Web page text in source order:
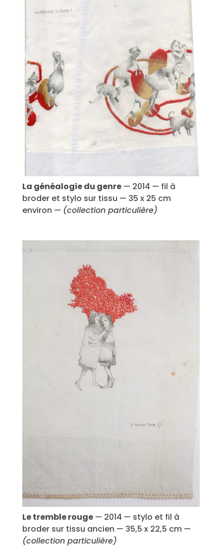
La généalogie du genre— 2014 — fil à
broder et stylo sur tissu — 35 x 25 cm
environ — (collection particulière)
Le tremble rouge— 2014 — stylo et fil à
broder sur tissu ancien — 35,5 x 22,5 cm —
(collection particulière)